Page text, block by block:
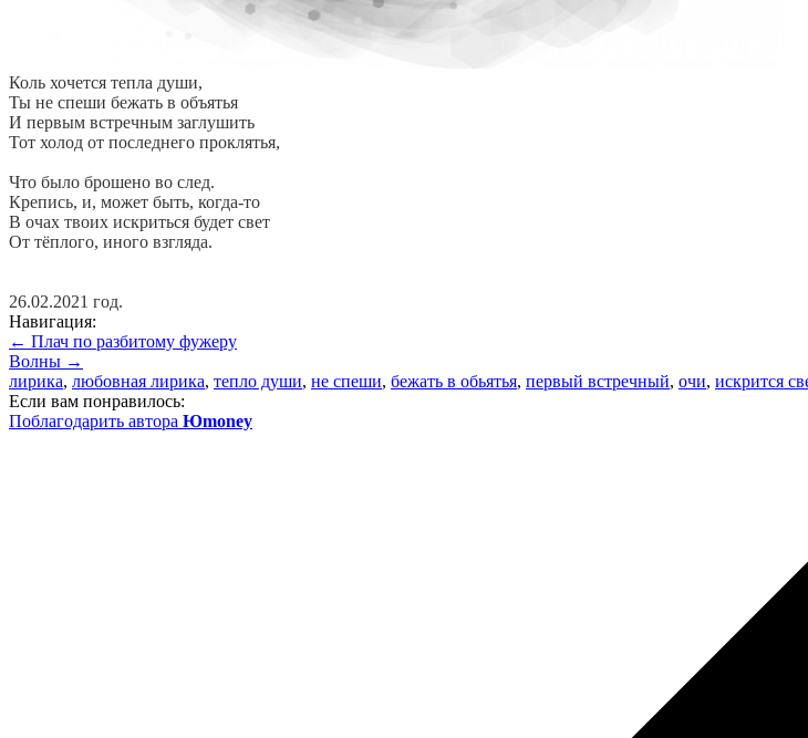
Коль хочется тепла души,
Ты не спеши бежать в объятья
И первым встречным заглушить
Тот холод от последнего проклятья,
Что было брошено во след.
Крепись, и, может быть, когда-то
В очах твоих искриться будет свет
От тёплого, иного взгляда.
26.02.2021 год.
Навигация:
← Плач по разбитому фужеру
Волны →
лирика, любовная лирика, тепло души, не спеши, бежать в обьятья, первый встречный, очи, искрится
Если вам понравилось:
Поблагодарить автора Юmoney